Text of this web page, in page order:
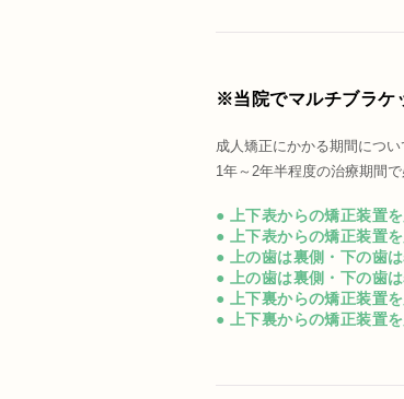
※当院でマルチブラケ
成人矯正にかかる期間につ
1年～2年半程度の治療期間
● 上下表からの矯正装置
● 上下表からの矯正装置
● 上の歯は裏側・下の歯
● 上の歯は裏側・下の歯
● 上下裏からの矯正装置
● 上下裏からの矯正装置